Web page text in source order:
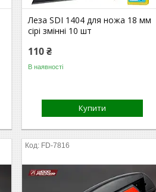
Леза SDI 1404 для ножа 18 мм
сірі змінні 10 шт
110 ₴
В наявності
Купити
FD-7816